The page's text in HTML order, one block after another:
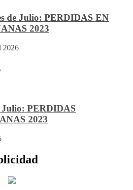
de Julio: PERDIDAS EN
2023
2026
Julio: PERDIDAS
2023